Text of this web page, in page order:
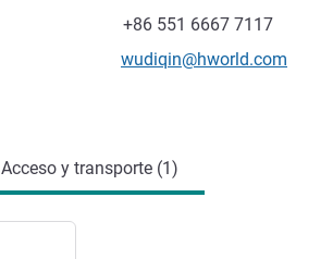
Fax
+86 551 6667 7117
Correo electrónico de
wudiqin@hworld.com
Acceso y transporte (1)